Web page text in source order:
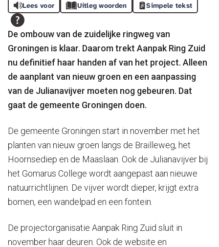
Lees voor Uitleg woorden Simpele tekst
De ombouw van de zuidelijke ringweg van
Groningen is klaar. Daarom trekt Aanpak Ring Zuid
nu definitief haar handen af van het project. Alleen
de aanplant van nieuw groen en een aanpassing
van de Julianavijver moeten nog gebeuren. Dat
gaat de gemeente Groningen doen.
De gemeente Groningen start in november met het
planten van nieuw groen langs de Brailleweg, het
Hoornsediep en de Maaslaan. Ook de Julianavijver bij
het Gomarus College wordt aangepast aan nieuwe
natuurrichtlijnen. De vijver wordt dieper, krijgt extra
bomen, een wandelpad en een fontein.
De projectorganisatie Aanpak Ring Zuid sluit in
november haar deuren. Ook de website en